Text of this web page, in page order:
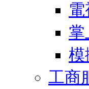
掌
模
工商